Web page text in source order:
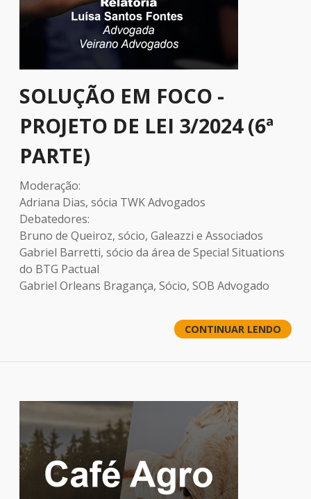
SOLUÇÃO EM FOCO -
PROJETO DE LEI 3/2024 (6ª
PARTE)
Moderação:
Adriana Dias, sócia TWK Advogados
Debatedores:
Bruno de Queiroz, sócio, Galeazzi e Associados
Gabriel Barretti, sócio da área de Special Situations
do BTG Pactual
Gabriel Orleans Bragança, Sócio, SOB Advogado
CONTINUAR LENDO